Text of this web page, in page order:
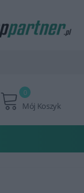
Mój Koszyk
0